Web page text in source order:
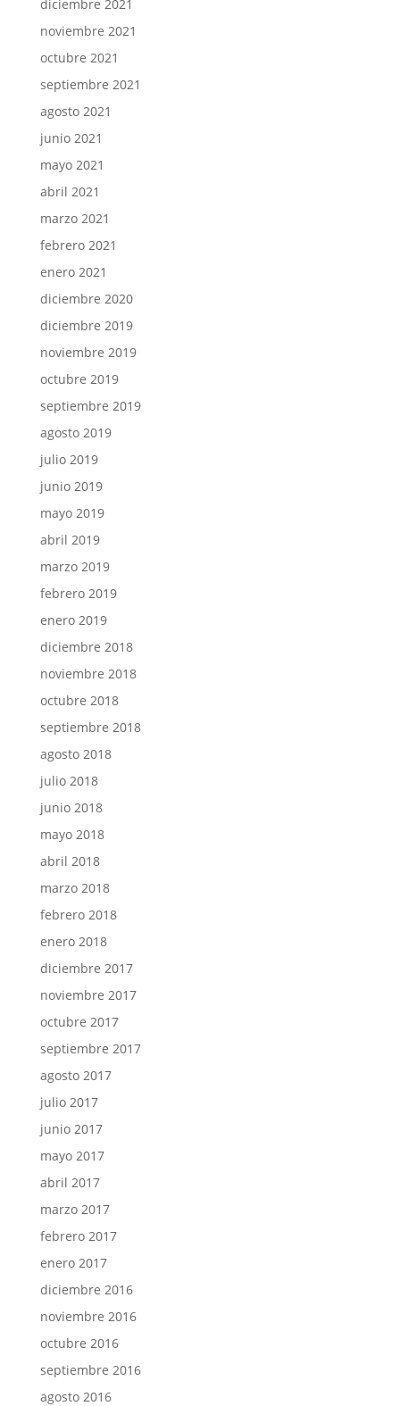
diciembre 2021
noviembre 2021
octubre 2021
septiembre 2021
agosto 2021
junio 2021
mayo 2021
abril 2021
marzo 2021
febrero 2021
enero 2021
diciembre 2020
diciembre 2019
noviembre 2019
octubre 2019
septiembre 2019
agosto 2019
julio 2019
junio 2019
mayo 2019
abril 2019
marzo 2019
febrero 2019
enero 2019
diciembre 2018
noviembre 2018
octubre 2018
septiembre 2018
agosto 2018
julio 2018
junio 2018
mayo 2018
abril 2018
marzo 2018
febrero 2018
enero 2018
diciembre 2017
noviembre 2017
octubre 2017
septiembre 2017
agosto 2017
julio 2017
junio 2017
mayo 2017
abril 2017
marzo 2017
febrero 2017
enero 2017
diciembre 2016
noviembre 2016
octubre 2016
septiembre 2016
agosto 2016